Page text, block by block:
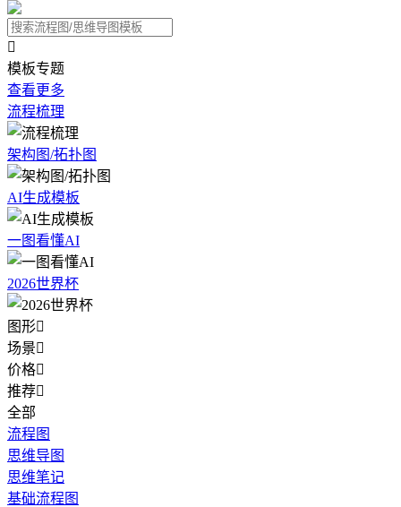

模板专题
查看更多
流程梳理
架构图/拓扑图
AI生成模板
一图看懂AI
2026世界杯
图形
场景
价格
推荐
全部
流程图
思维导图
思维笔记
基础流程图